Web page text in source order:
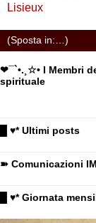
Lisieux
❤¯`•.¸☆• I Membri
spirituale
█ ♥* Ultimi posts
➽ Comunicazioni
█ ♥* Giornata